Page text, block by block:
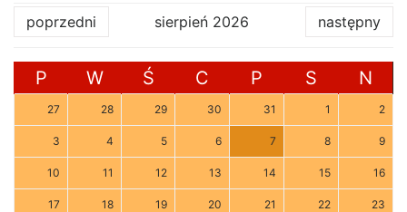
poprzedni sierpień 2026 następny
P W Ś C P S N
27 28 29 30 31 1 2
3 4 5 6 7 8 9
10 11 12 13 14 15 16
17 18 19 20 21 22 23